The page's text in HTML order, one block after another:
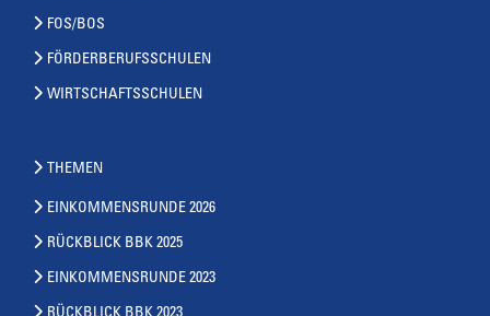
FOS/BOS
FÖRDERBERUFSSCHULEN
WIRTSCHAFTSSCHULEN
THEMEN
EINKOMMENSRUNDE 2026
RÜCKBLICK BBK 2025
EINKOMMENSRUNDE 2023